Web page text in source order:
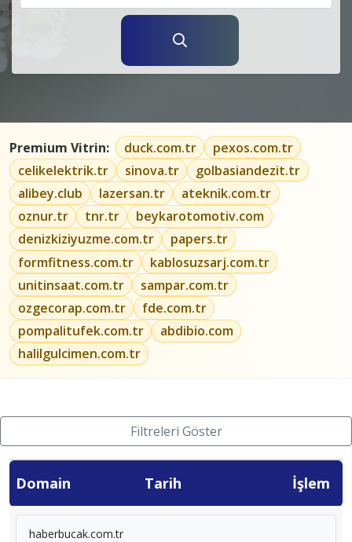
Premium Vitrin: duck.com.tr
pexos.com.tr
celikelektrik.tr
sinova.tr
golbasiandezit.tr
alibey.club
lazersan.tr
ateknik.com.tr
oznur.tr
tnr.tr
beykarotomotiv.com
denizkiziyuzme.com.tr
papers.tr
formfitness.com.tr
kablosuzsarj.com.tr
unitinsaat.com.tr
sampar.com.tr
ozgecorap.com.tr
fde.com.tr
pompalitufek.com.tr
abdibio.com
halilgulcimen.com.tr
Filtreleri Göster
Domain Tarih İşlem
haberbucak.com.tr